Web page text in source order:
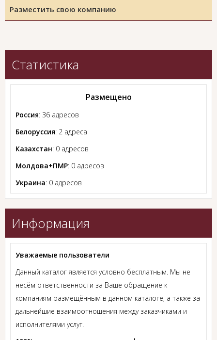
Разместить свою компанию
Статистика
Размещено
Россия: 36 адресов
Белоруссия: 2 адреса
Казахстан: 0 адресов
Молдова+ПМР: 0 адресов
Украина: 0 адресов
Информация
Уважаемые пользователи
Данный каталог является условно бесплатным. Мы не
несём ответственности за Ваше обращение к
компаниям размещённым в данном каталоге, а также за
дальнейшие взаимоотношения между заказчиками и
исполнителями услуг.